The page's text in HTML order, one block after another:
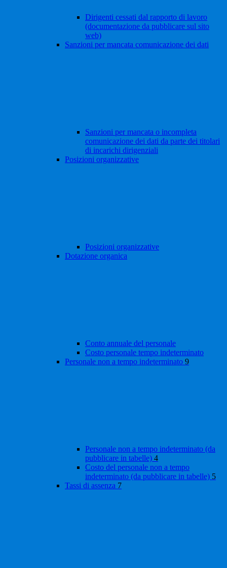
Dirigenti cessati dal rapporto di lavoro
(documentazione da pubblicare sul sito
web)
Sanzioni per mancata comunicazione dei dati
Sanzioni per mancata o incompleta
comunicazione dei dati da parte dei titolari
di incarichi dirigenziali
Posizioni organizzative
Posizioni organizzative
Dotazione organica
Conto annuale del personale
Costo personale tempo indeterminato
Personale non a tempo indeterminato 9
Personale non a tempo indeterminato (da
pubblicare in tabelle) 4
Costo del personale non a tempo
indeterminato (da pubblicare in tabelle) 5
Tassi di assenza 7